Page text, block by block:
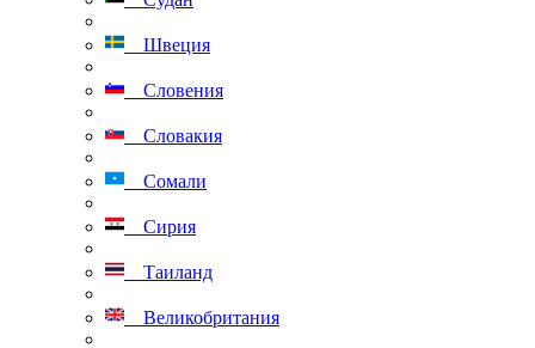
Швеция
Словения
Словакия
Сомали
Сирия
Таиланд
Великобритания